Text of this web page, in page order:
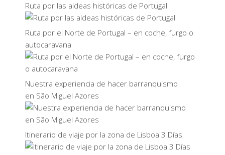
Ruta por las aldeas históricas de Portugal
Ruta por el Norte de Portugal – en coche, furgo o
autocaravana
Nuestra experiencia de hacer barranquismo
en São Miguel Azores
Itinerario de viaje por la zona de Lisboa 3 Días